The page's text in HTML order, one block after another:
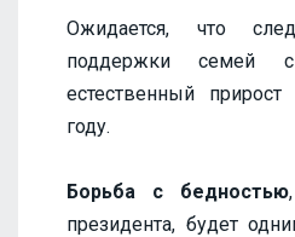
Ожидается, что
поддержки семей
естественный
году.
Борьба с бедностью
президента, будет